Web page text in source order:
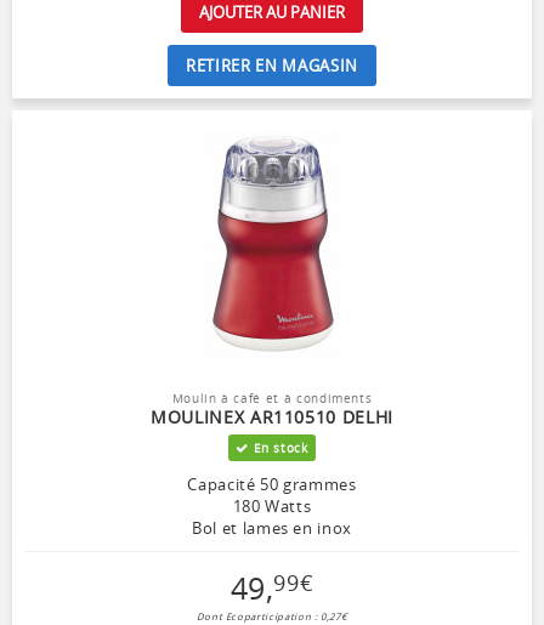
AJOUTER AU PANIER
RETIRER EN MAGASIN
Moulin à café et à condiments
MOULINEX AR110510 DELHI
En stock
Capacité 50 grammes
180 Watts
Bol et lames en inox
49,99€
Dont Ecoparticipation : 0,27€